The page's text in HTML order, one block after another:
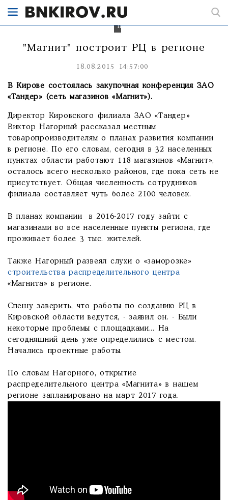
регионе
построят.
"Магнит" построит РЦ в регионе
18.08.2015 14:57:00
В Кирове состоялась закупочная конференция ЗАО
«Тандер» (сеть магазинов «Магнит»).
Директор Кировского филиала ЗАО «Тандер»
Виктор Нагорный рассказал местным
товаропроизводителям о планах развития компании
в регионе. По его словам, сегодня в 32 населенных
пунктах области работают 118 магазинов «Магнит»,
осталось всего несколько районов, где пока сеть не
присутствует. Общая численность сотрудников
филиала составляет чуть более 2100 человек.
В планах компании в 2016-2017 году зайти с
магазинами во все населенные пункты региона, где
проживает более 3 тыс. жителей.
Также Нагорный развеял слухи о «заморозке»
строительства распределительного центра
«Магнита» в регионе.
Спешу заверить, что работы по созданию РЦ в
Кировской области ведутся, - заявил он. - Были
некоторые проблемы с площадками... На
сегодняшний день уже определились с местом.
Начались проектные работы.
По словам Нагорного, открытие
распределительного центра «Магнита» в нашем
регионе запланировано на март 2017 года.